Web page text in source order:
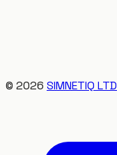
© 2026 SIMNETIQ LTD